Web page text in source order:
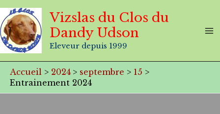
Aller
au
contenu
Vizslas du Clos du
Dandy Udson
Eleveur depuis 1999
Accueil 2024 septembre
15
Entrainement 2024